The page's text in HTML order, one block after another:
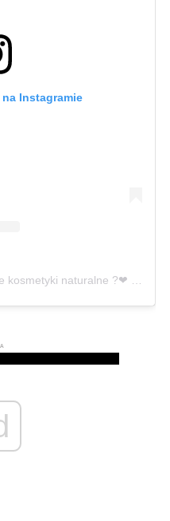
Instagramie
Post udostępniony przez Polskie kosmetyki naturalne ?❤ (@sylveco.pl)